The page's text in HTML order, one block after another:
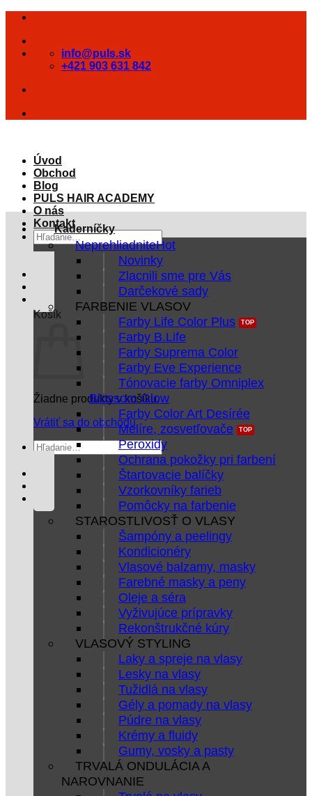
Skip
content
info@puls.sk
+421 903 631 842
Úvod
Obchod
Blog
PULS HAIR ACADEMY
O nás
Kontakt
Hľadať:
Košík
Žiadne produkty v košíku.
Vrátiť sa do obchodu
Hľadať:
Kaderníčky
Neprehliadnite
Novinky
Zlacnili sme pre Vás
Darčekové sady
FARBENIE VLASOV
Farby Life Color Plus
Farby B.Life
Farby Suprema Color
Farby Eve Experience
Tónovacie farby Omniplex
Blossom Glow
Farby Color Art Desírée
Melíre, zosvetľovače
Peroxidy
Ochrana pokožky pri farbení
Štartovacie balíčky
Vzorkovníky farieb
Pomôcky na farbenie
STAROSTLIVOSŤ O VLASY
Šampóny a peelingy
Kondicionéry
Vlasové balzamy, masky
Farebné masky a peny
Oleje a séra
Vyživujúce prípravky
Rekonštrukčné kúry
VLASOVÝ STYLING
Laky a spreje na vlasy
Lesky na vlasy
Tužidlá na vlasy
Gély a pomady na vlasy
Púdre na vlasy
Krémy a fluidy
Gumy, vosky a pasty
TRVALÁ ONDULÁCIA A
NAROVNANIE